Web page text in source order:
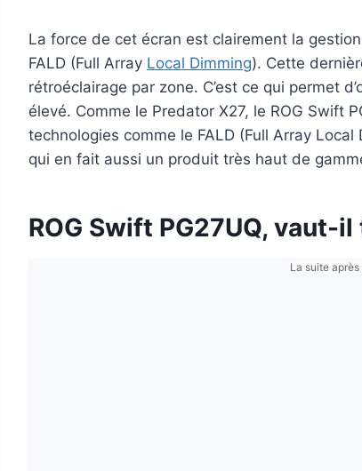
La force de cet écran est clairement la
FALD (Full Array Local Dimming). Cette
rétroéclairage par zone. C’est ce qui permet
élevé. Comme le Predator X27, le ROG Swift
technologies comme le FALD (Full Array
qui en fait aussi un produit très haut de
ROG Swift PG27UQ, vaut-
La suite